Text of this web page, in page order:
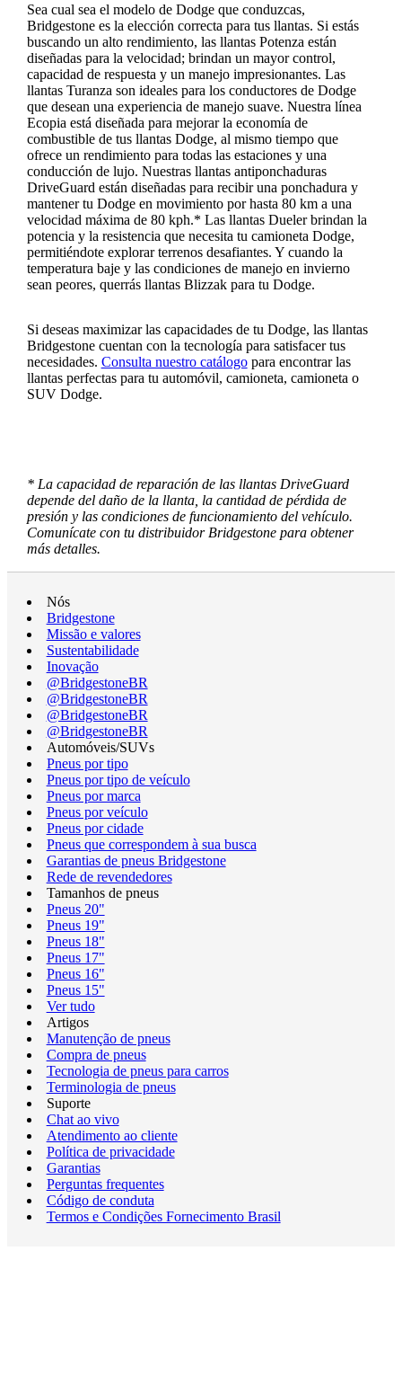
Sea cual sea el modelo de Dodge que conduzcas,
Bridgestone es la elección correcta para tus llantas. Si estás
buscando un alto rendimiento, las llantas Potenza están
diseñadas para la velocidad; brindan un mayor control,
capacidad de respuesta y un manejo impresionantes. Las
llantas Turanza son ideales para los conductores de Dodge
que desean una experiencia de manejo suave. Nuestra línea
Ecopia está diseñada para mejorar la economía de
combustible de tus llantas Dodge, al mismo tiempo que
ofrece un rendimiento para todas las estaciones y una
conducción de lujo. Nuestras llantas antiponchaduras
DriveGuard están diseñadas para recibir una ponchadura y
mantener tu Dodge en movimiento por hasta 80 km a una
velocidad máxima de 80 kph.* Las llantas Dueler brindan la
potencia y la resistencia que necesita tu camioneta Dodge,
permitiéndote explorar terrenos desafiantes. Y cuando la
temperatura baje y las condiciones de manejo en invierno
sean peores, querrás llantas Blizzak para tu Dodge.
Si deseas maximizar las capacidades de tu Dodge, las llantas
Bridgestone cuentan con la tecnología para satisfacer tus
necesidades. Consulta nuestro catálogopara encontrar las
llantas perfectas para tu automóvil, camioneta, camioneta o
SUV Dodge.
* La capacidad de reparación de las llantas DriveGuard
depende del daño de la llanta, la cantidad de pérdida de
presión y las condiciones de funcionamiento del vehículo.
Comunícate con tu distribuidor Bridgestone para obtener
más detalles.
Nós
Bridgestone
Missão e valores
Sustentabilidade
Inovação
@BridgestoneBR
@BridgestoneBR
@BridgestoneBR
@BridgestoneBR
Automóveis/SUVs
Pneus por tipo
Pneus por tipo de veículo
Pneus por marca
Pneus por veículo
Pneus por cidade
Pneus que correspondem à sua busca
Garantias de pneus Bridgestone
Rede de revendedores
Tamanhos de pneus
Pneus 20"
Pneus 19"
Pneus 18"
Pneus 17"
Pneus 16"
Pneus 15"
Ver tudo
Artigos
Manutenção de pneus
Compra de pneus
Tecnologia de pneus para carros
Terminologia de pneus
Suporte
Chat ao vivo
Atendimento ao cliente
Política de privacidade
Garantias
Perguntas frequentes
Código de conduta
Termos e Condições Fornecimento Brasil